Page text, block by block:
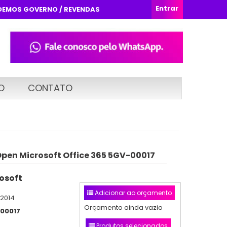
Entrar
GOVERNO / REVENDAS
CONTATO
Microsoft Office 365 5GV-00017
Adicionar ao orçamento
Orçamento ainda vazio